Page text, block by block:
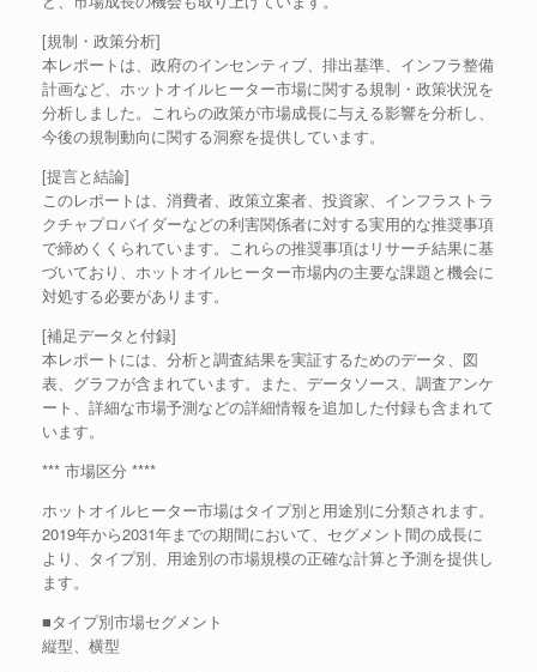
[規制・政策分析]
本レポートは、政府のインセンティブ、排出基準、インフラ整備
計画など、ホットオイルヒーター市場に関する規制・政策状況を
分析しました。これらの政策が市場成長に与える影響を分析し、
今後の規制動向に関する洞察を提供しています。
[提言と結論]
このレポートは、消費者、政策立案者、投資家、インフラストラ
クチャプロバイダーなどの利害関係者に対する実用的な推奨事項
で締めくくられています。これらの推奨事項はリサーチ結果に基
づいており、ホットオイルヒーター市場内の主要な課題と機会に
対処する必要があります。
[補足データと付録]
本レポートには、分析と調査結果を実証するためのデータ、図
表、グラフが含まれています。また、データソース、調査アンケ
ート、詳細な市場予測などの詳細情報を追加した付録も含まれて
います。
*** 市場区分 ****
ホットオイルヒーター市場はタイプ別と用途別に分類されます。
2019年から2031年までの期間において、セグメント間の成長に
より、タイプ別、用途別の市場規模の正確な計算と予測を提供し
ます。
■タイプ別市場セグメント
縦型、横型